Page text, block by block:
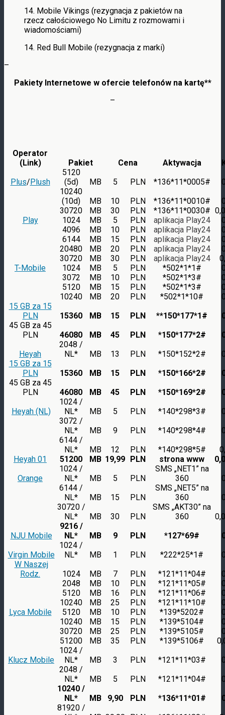
14. Mobile Vikings (rezygnacja z pakietów na
rzecz całościowego No Limitu z rozmowami i
wiadomościami)
14. Red Bull Mobile (rezygnacja z marki)
–
Pakiety Internetowe w ofercie telefonów na kartę**
–
Operator
(Link)
Pakiet Cena Aktywacja
Plus/Plush
5120
(5d)
MB 5 PLN *136*11*0005#
10240
(10d)
MB 10 PLN *136*11*0010#
30720
MB 30 PLN *136*11*0030#
Play
1024 MB 5 PLN aplikacja Play24
4096
MB 10 PLN aplikacja Play24
6144
MB 15 PLN aplikacja Play24
20480
MB 20 PLN aplikacja Play24
30720
MB 30 PLN aplikacja Play24
T-Mobile
1024 MB 5 PLN *502*1*1#
3072
MB 10 PLN *502*1*3#
5120
MB 15 PLN *502*1*3#
10240
MB 20 PLN *502*1*10#
15 GB za 15
PLN
15360 MB 15 PLN **150*177*1#
45 GB za 45
PLN
46080 MB 45 PLN *150*177*2#
Heyah
2048 /
NL*
MB 13 PLN *150*152*2#
15 GB za 15
PLN
15360 MB 15 PLN *150*166*2#
45 GB za 45
PLN
46080 MB 45 PLN *150*169*2#
Heyah (NL)
1024 /
NL*
MB 5 PLN *140*298*3#
3072 /
NL*
MB 9 PLN *140*298*4#
6144 /
NL*
MB 12 PLN *140*298*5#
Heyah 01
51200 MB 19,99 PLN strona www
Orange
1024 /
NL*
MB 5 PLN
SMS „NET1” na
360
6144 /
NL*
MB 15 PLN
SMS „NET5” na
360
30720 /
NL*
MB 30 PLN
SMS „AKT30” na
360
NJU Mobile
9216 /
NL*
MB 9 PLN *127*69#
Virgin Mobile
1024 /
NL*
MB 1 PLN *222*25*1#
W Naszej
Rodz.
1024 MB 7 PLN *121*11*04#
2048
MB 10 PLN *121*11*05#
5120
MB 16 PLN *121*11*06#
10240
MB 25 PLN *121*11*10#
Lyca Mobile
5120 MB 10 PLN *139*5202#
10240
MB 15 PLN *139*5104#
30720
MB 25 PLN *139*5105#
51200
MB 35 PLN *139*5106#
Klucz Mobile
1024 /
NL*
MB 3 PLN *121*11*03#
2048 /
NL*
MB 5 PLN *121*11*04#
10240 /
NL*
MB 9,90 PLN *136*11*01#
81920 /